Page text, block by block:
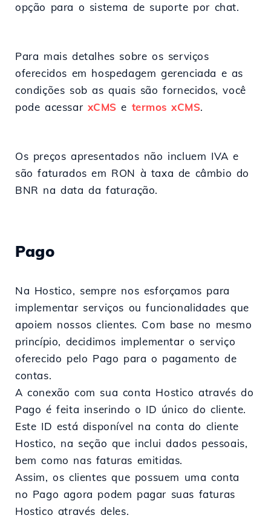
opção para o sistema de suporte por chat.
Para mais detalhes sobre os serviços
oferecidos em hospedagem gerenciada e as
condições sob as quais são fornecidos, você
pode acessar xCMS e termos xCMS.
Os preços apresentados não incluem IVA e
são faturados em RON à taxa de câmbio do
BNR na data da faturação.
Pago
Na Hostico, sempre nos esforçamos para
implementar serviços ou funcionalidades que
apoiem nossos clientes. Com base no mesmo
princípio, decidimos implementar o serviço
oferecido pelo Pago para o pagamento de
contas.
A conexão com sua conta Hostico através do
Pago é feita inserindo o ID único do cliente.
Este ID está disponível na conta do cliente
Hostico, na seção que inclui dados pessoais,
bem como nas faturas emitidas.
Assim, os clientes que possuem uma conta
no Pago agora podem pagar suas faturas
Hostico através deles.